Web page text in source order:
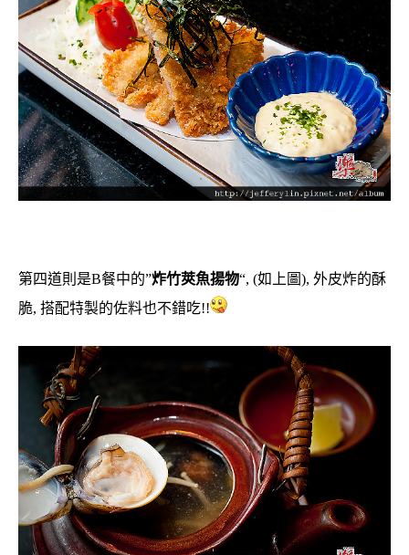
第四道則是B餐中的”炸竹莢魚揚物“, (如上圖), 外皮炸的酥
脆, 搭配特製的佐料也不錯吃!!